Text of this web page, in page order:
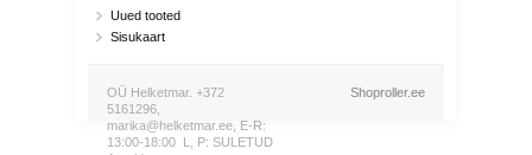
Uued tooted
Sisukaart
OÜ Helketmar. +372
5161296,
marika@helketmar.ee, E-R:
13:00-18:00 L, P: SULETUD
Shoproller.ee